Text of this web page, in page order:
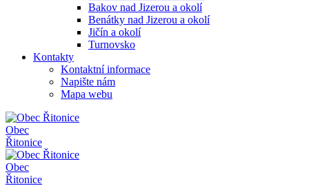
Bakov nad Jizerou a okolí
Benátky nad Jizerou a okolí
Jičín a okolí
Turnovsko
Kontakty
Kontaktní informace
Napište nám
Mapa webu
Obec
Řitonice
Obec
Řitonice